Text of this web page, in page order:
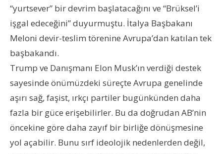
“yurtsever” bir devrim başlatacağını ve “Brüksel’i
işgal edeceğini” duyurmuştu. İtalya Başbakanı
Meloni devir-teslim törenine Avrupa’dan katılan tek
başbakandı.
Trump ve Danışmanı Elon Musk’ın verdiği destek
sayesinde önümüzdeki süreçte Avrupa genelinde
aşırı sağ, faşist, ırkçı partiler bugünkünden daha
fazla bir güce erişebilirler. Bu da doğrudan AB’nin
öncekine göre daha zayıf bir birliğe dönüşmesine
yol açabilir. Bunu sırf ideolojik nedenlerden değil,